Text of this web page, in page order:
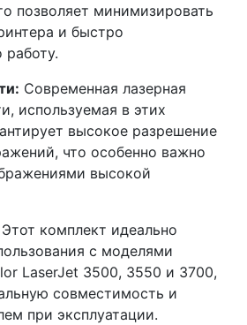
позволяет минимизировать
и быстро
работу.
Современная лазерная
используемая в этих
высокое разрешение
что особенно важно
высокой
Этот комплект идеально
с моделями
LaserJet 3500, 3550 и 3700,
совместимость и
при эксплуатации.